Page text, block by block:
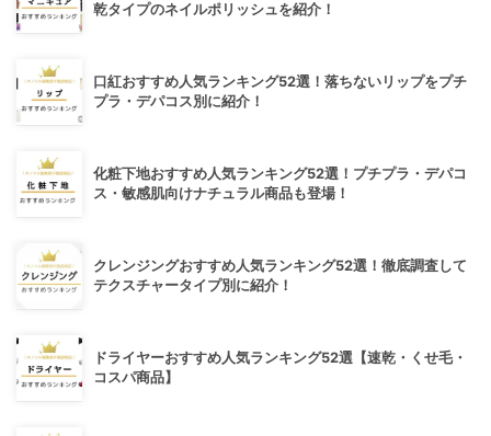
乾タイプのネイルポリッシュを紹介！
口紅おすすめ人気ランキング52選！落ちないリップをプチ
プラ・デパコス別に紹介！
化粧下地おすすめ人気ランキング52選！プチプラ・デパコ
ス・敏感肌向けナチュラル商品も登場！
クレンジングおすすめ人気ランキング52選！徹底調査して
テクスチャータイプ別に紹介！
ドライヤーおすすめ人気ランキング52選【速乾・くせ毛・
コスパ商品】